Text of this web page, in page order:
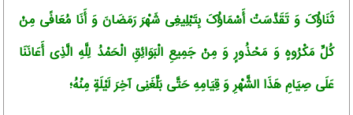
ثَنَاؤُکَ وَ تَقَدَّسَتْ أَسْمَاؤُکَ بِتَبْلِیغِی شَهْرَ رَمَضَانَ وَ أَنَا مُعَافًى مِنْ
کُلِّ مَکْرُوهٍ وَ مَحْذُورٍ وَ مِنْ جَمِیعِ الْبَوَائِقِ الْحَمْدُ لِلَّهِ الَّذِی أَعَانَنَا
عَلَى صِیَامِ هَذَا الشَّهْرِ وَ قِیَامِهِ حَتَّى بَلَّغَنِی آخِرَ لَیْلَةٍ مِنْهُ؛